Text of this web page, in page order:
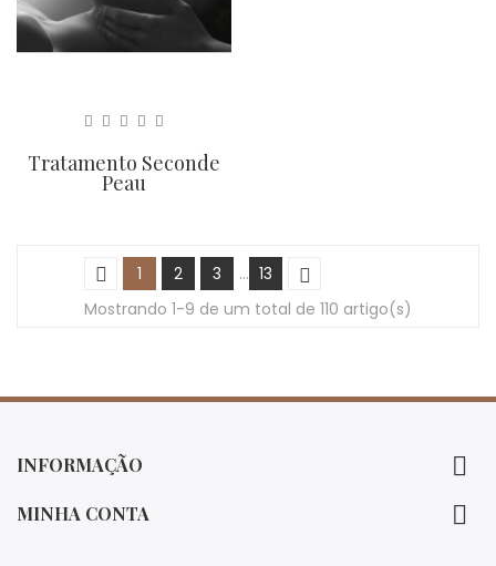
Tratamento Seconde
Peau
1 2 3 … 13
Mostrando 1-9 de um total de 110 artigo(s)
INFORMAÇÃO 
MINHA CONTA 